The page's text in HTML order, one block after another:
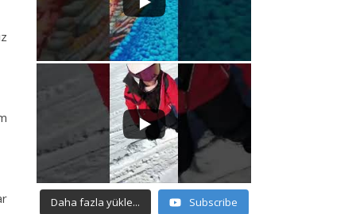
Daha fazla yükle... Subscribe